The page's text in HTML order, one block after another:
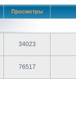
Просмотры
34023
76517